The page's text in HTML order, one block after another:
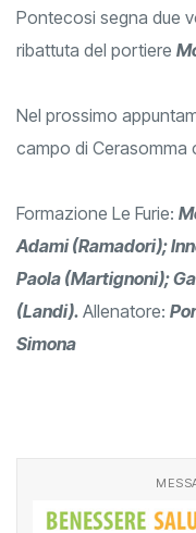
Pontecosi segna due
ribattuta del portiere
Nel prossimo
campo di Cerasomma
Formazione Le Furie:
Adami (Ramadori);
Paola (Martignoni);
(Landi). Allenatore:
Simona